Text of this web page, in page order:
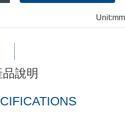
品說明
Unit:mm